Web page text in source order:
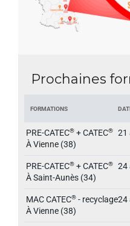
Prochaines
Formations
PRE-CATEC® + CATEC®
À Vienne (38)
21
PRE-CATEC® + CATEC®
À Saint-Aunès (34)
24
MAC CATEC® - recyclage
À Vienne (38)
24